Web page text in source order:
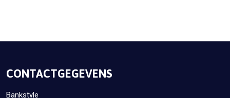
CONTACTGEGEVENS
Bankstyle